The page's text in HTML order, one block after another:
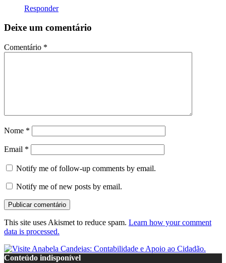
Responder
Deixe um comentário
Comentário *
Nome *
Email *
Notify me of follow-up comments by email.
Notify me of new posts by email.
This site uses Akismet to reduce spam. Learn how your comment
data is processed.
Conteúdo indisponível